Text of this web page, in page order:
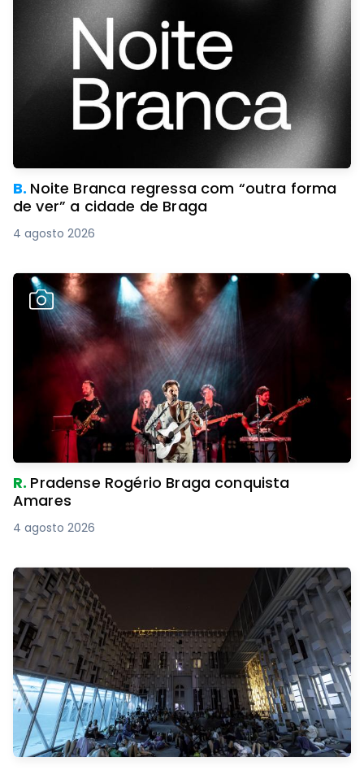
B. Noite Branca regressa com “outra forma
de ver” a cidade de Braga
4 agosto 2026
R. Pradense Rogério Braga conquista
Amares
4 agosto 2026